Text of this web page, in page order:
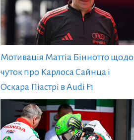
Мотивація Маттіа Біннотто щодо
чуток про Карлоса Сайнца і
Оскара Піастрі в Audi F1